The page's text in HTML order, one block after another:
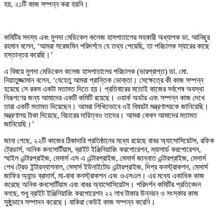
হয়, ২১টি কাজ সম্পন্ন করা হয়নি।
কমিটির সদস্য এবং মুগদা মেডিকেল কলেজ হাসপাতালের সহকারী অধ্যাপক ডা. আনিছুর
রহমান বলেন, ‘আমরা সরেজমিন পরিদর্শনে যে তথ্য পেয়েছি, তা পরিচালক স্যারের কাছে
হস্তান্তর করেছি।’
এ বিষয়ে মুগদা মেডিকেল কলেজ হাসপাতালের পরিচালক (ভারপ্রাপ্ত) ডা. মো.
নিয়াতুজ্জামান বলেন, ‘যেহেতু আমরা প্রান্তিক ভোক্তা। সেক্ষেত্রে কী কাজ সম্পন্ন
হয়েছে সে রকম একটা মতামত দিতে হয়। প্রতিবারের মতোই কাজের সর্বশেষ অবস্থা
নিরূপণের জন্য আমাদের একটি কমিটি রয়েছে। ওয়ার্ক অর্ডার এবং সম্পন্ন কাজ দেখে
তারা একটি মতামত দিয়েছেন। আমরা লিখিতভাবে ওই বিষয়টা মন্ত্রণালয়কে জানিয়েছি।
মন্ত্রণালয় টাকা দিয়েছে, বিচারের দায়িত্বও তাদের। আমরা কেবল আমাদের মতামত
জানিয়েছি।’
জানা গেছে, ২২টি কাজের ঠিকাদারি প্রতিষ্ঠানের মধ্যে রয়েছে বাবর অ্যাসোসিয়েটস, রফিক
ট্রেডার্স, অনিক কনসোর্টিয়াম, ব্রাইট ইঞ্জিনিয়ারিং করপোরেশন, ম্যালার্ড করপোরেশন,
স্মাইল এন্টারপ্রাইজ, মেসার্স এস এ এন্টারপ্রাইজ, মেসার্স জান্নাত এন্টারপ্রাইজ, মেসার্স
শেখ ট্রেড ইন্টারন্যাশনাল, মেসার্স ইউনাইটেড এন্টারপ্রাইজ, দিপ্র কনস্ট্রাকশন, মেসার্স
জাফির অ্যান্ড ব্রাদার্স, মা-বাবা কনস্ট্রাকশন এবং ওএসএল। এর মধ্যে একাধিক কাজ
করেছে অনিক কনসোর্টিয়াম এবং বাবর অ্যাসোসিয়েটস। পরিদর্শন কমিটির প্রতিবেদন
বলছে, শুধু ব্রাইট ইঞ্জিনিয়ারিং করপোরেশন ২২ লাখ টাকার উন্নয়ন ও সংস্কার কাজ
সুষ্ঠুভাবে সম্পাদন করেছে। বাকিরা কেউই কাজ সম্পন্ন করেনি।